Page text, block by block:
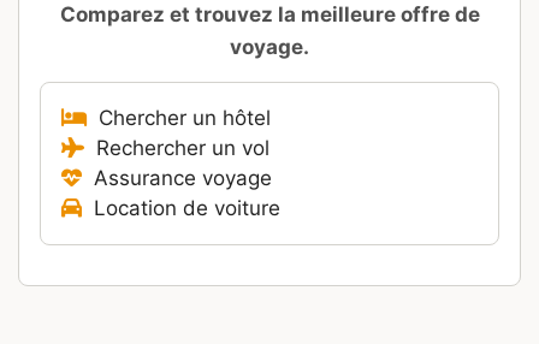
Comparez et trouvez la meilleure offre de
voyage.
Chercher un hôtel
Rechercher un vol
Assurance voyage
Location de voiture